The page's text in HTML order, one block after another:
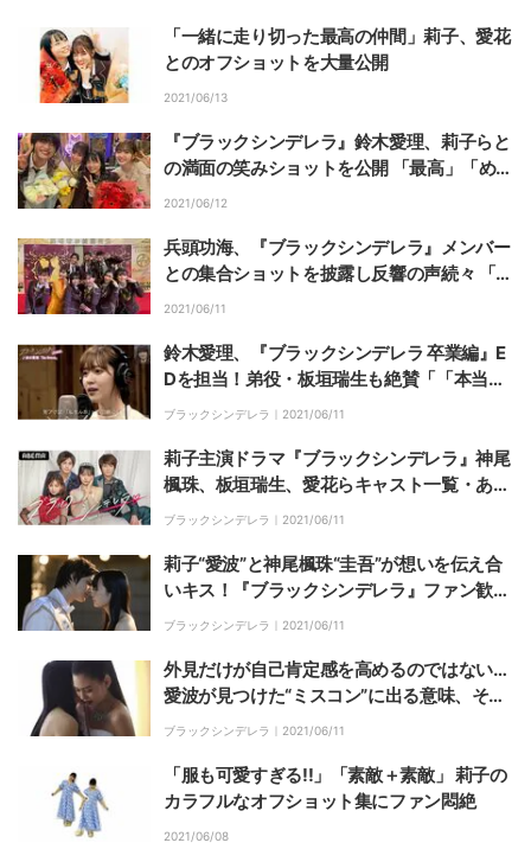
「一緒に走り切った最高の仲間」莉子、愛花
とのオフショットを大量公開
2021/06/13
『ブラックシンデレラ』鈴木愛理、莉子らと
の満面の笑みショットを公開 「最高」「めっ
ちゃいい写真」と反響
2021/06/12
兵頭功海、『ブラックシンデレラ』メンバー
との集合ショットを披露し反響の声続々 「最
後の最後までキュンしっぱなしでした！」
2021/06/11
鈴木愛理、『ブラックシンデレラ 卒業編』E
Dを担当！弟役・板垣瑞生も絶賛「「本当に
素敵な人」
ブラックシンデレラ｜ 2021/06/11
莉子主演ドラマ『ブラックシンデレラ』神尾
楓珠、板垣瑞生、愛花らキャスト一覧・あら
すじ（コメントあり）
ブラックシンデレラ｜ 2021/06/11
莉子“愛波”と神尾楓珠“圭吾”が想いを伝え合
いキス！『ブラックシンデレラ』ファン歓喜
のハッピーエンド
ブラックシンデレラ｜ 2021/06/11
外見だけが自己肯定感を高めるのではない…
愛波が見つけた“ミスコン”に出る意味、そし
て美人令嬢・百合との和解…『ブラックシン
ブラックシンデレラ｜ 2021/06/11
「服も可愛すぎる!!」「素敵＋素敵」 莉子の
カラフルなオフショット集にファン悶絶
2021/06/08